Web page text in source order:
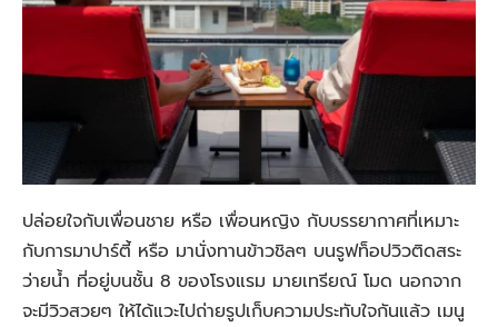
ปล่อยใจกับเพื่อนชาย หรือ เพื่อนหญิง กับบรรยากาศที่เหมาะ
กับการมาปาร์ตี้ หรือ มานั่งทานข้าวชิลๆ บนรูฟท็อปวิวติดสระ
ว่ายน้ำ ที่อยู่บนชั้น 8 ของโรงแรม มายเทรียณ์ โมด นอกจาก
จะมีวิวสวยๆ ให้ได้แวะไปถ่ายรูปเก็บความประทับใจกันแล้ว เมนู